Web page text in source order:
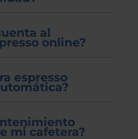
al
online?
espresso
mi cafetera?